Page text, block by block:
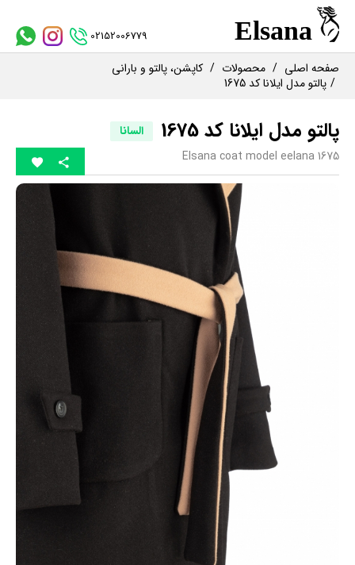
02152006779
صفحه اصلی محصولات
کاپشن، پالتو و بارانی
پالتو مدل ایلانا کد 1675
پالتو مدل ایلانا کد 1675
السانا
Elsana coat model eelana 1675